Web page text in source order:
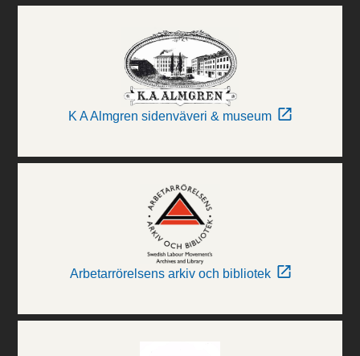
K A Almgren sidenväveri & museum
Arbetarrörelsens arkiv och bibliotek